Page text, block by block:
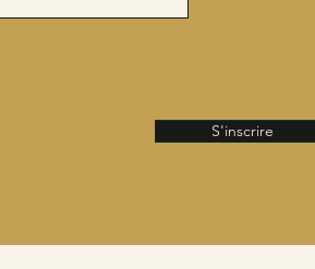
S'inscrire